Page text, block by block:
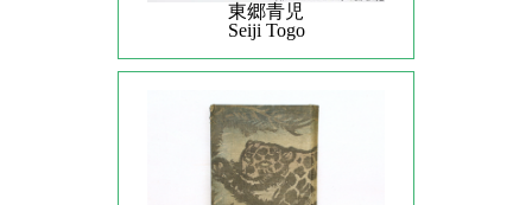
東郷青児
Seiji Togo